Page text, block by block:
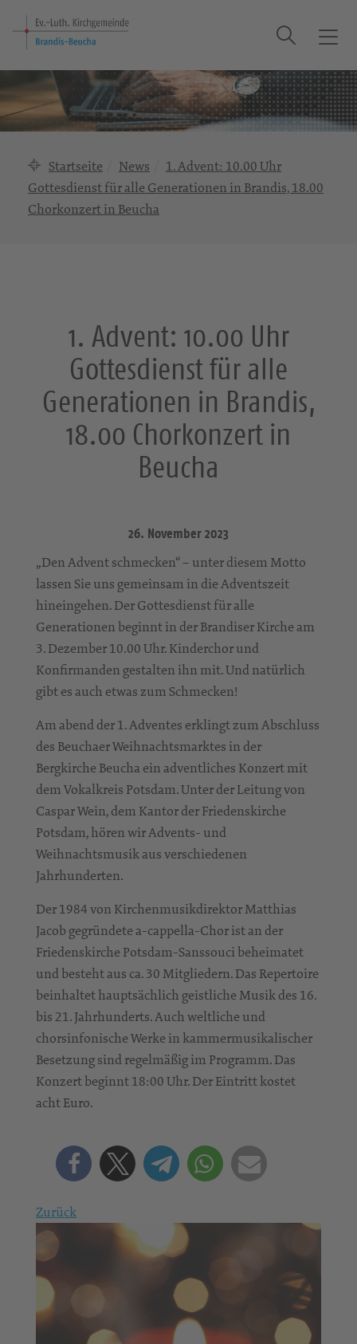
T
g
g
l
Suche
Startseite News
1. Advent: 10.00 Uhr
Gottesdienst für alle Generationen in Brandis, 18.00
Chorkonzert in Beucha
1. Advent: 10.00 Uhr
Gottesdienst für alle
Generationen in Brandis,
18.00 Chorkonzert in
Beucha
26. November 2023
„Den Advent schmecken“ – unter diesem Motto
lassen Sie uns gemeinsam in die Adventszeit
hineingehen. Der Gottesdienst für alle
Generationen beginnt in der Brandiser Kirche am
3. Dezember 10.00 Uhr. Kinderchor und
Konfirmanden gestalten ihn mit. Und natürlich
gibt es auch etwas zum Schmecken!
Am abend der 1. Adventes erklingt zum Abschluss
des Beuchaer Weihnachtsmarktes in der
Bergkirche Beucha ein adventliches Konzert mit
dem Vokalkreis Potsdam. Unter der Leitung von
Caspar Wein, dem Kantor der Friedenskirche
Potsdam, hören wir Advents- und
Weihnachtsmusik aus verschiedenen
Jahrhunderten.
Der 1984 von Kirchenmusikdirektor Matthias
Jacob gegründete a-cappella-Chor ist an der
Friedenskirche Potsdam-Sanssouci beheimatet
und besteht aus ca. 30 Mitgliedern. Das Repertoire
beinhaltet hauptsächlich geistliche Musik des 16.
bis 21. Jahrhunderts. Auch weltliche und
chorsinfonische Werke in kammermusikalischer
Besetzung sind regelmäßig im Programm. Das
Konzert beginnt 18:00 Uhr. Der Eintritt kostet
acht Euro.
Zurück